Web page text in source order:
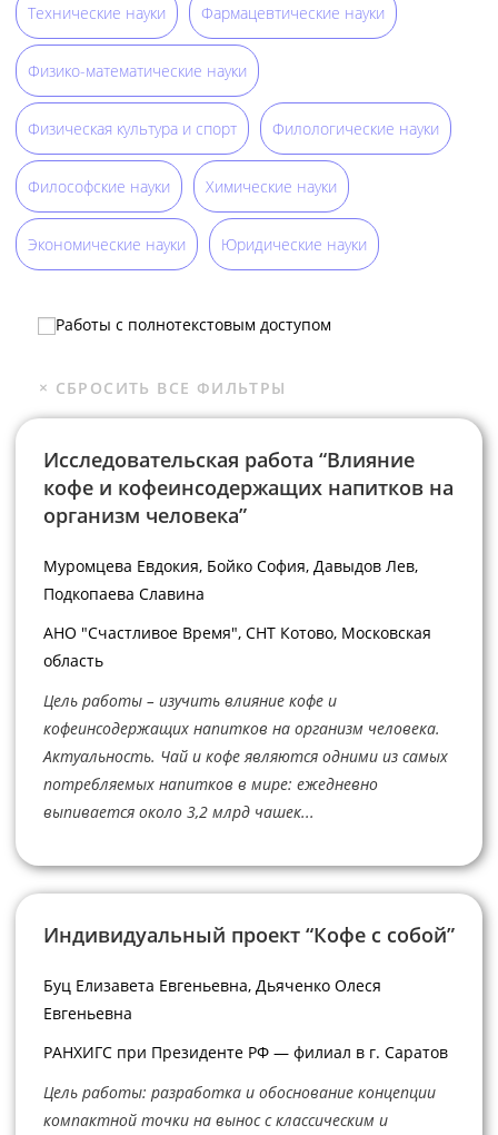
Технические науки Фармацевтические науки
Физико-математические науки
Физическая культура и спорт Филологические науки
Философские науки Химические науки
Экономические науки Юридические науки
Работы с полнотекстовым доступом
Исследовательская работа “Влияние
кофе и кофеинсодержащих напитков на
организм человека”
Муромцева Евдокия, Бойко София, Давыдов Лев,
Подкопаева Славина
АНО "Счастливое Время", СНТ Котово, Московская
область
Цель работы – изучить влияние кофе и
кофеинсодержащих напитков на организм человека.
Актуальность. Чай и кофе являются одними из самых
потребляемых напитков в мире: ежедневно
выпивается около 3,2 млрд чашек...
Индивидуальный проект “Кофе с собой”
Буц Елизавета Евгеньевна, Дьяченко Олеся
Евгеньевна
РАНХИГС при Президенте РФ — филиал в г. Саратов
Цель работы: разработка и обоснование концепции
компактной точки на вынос с классическим и